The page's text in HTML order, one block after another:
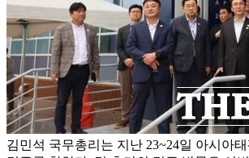
김민석 국무총리는 지난 23~24일 아시아